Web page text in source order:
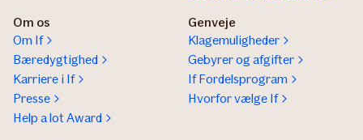
Om os
Om If
Bæredygtighed
Karriere i If
Presse
Help a lot Award
Genveje
Klagemuligheder
Gebyrer og afgifter
If Fordelsprogram
Hvorfor vælge If